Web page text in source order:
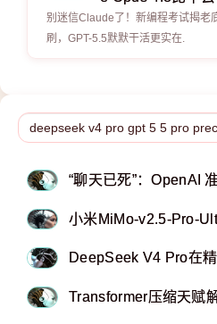
别迷信Claude了！新编程考试揭老
刷，GPT-5.5默默干活更实在.
“聊天已死”：OpenAI
小米MiMo-v2.5-Pro-
DeepSeek V4 Pro在
Transformer压缩天赋